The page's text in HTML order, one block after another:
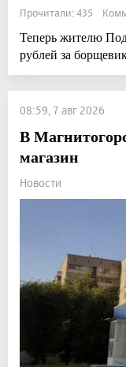
Прочитали: 435
Теперь жителю
рублей за
08:59, 7 авг 2026
В
магазин
Новости